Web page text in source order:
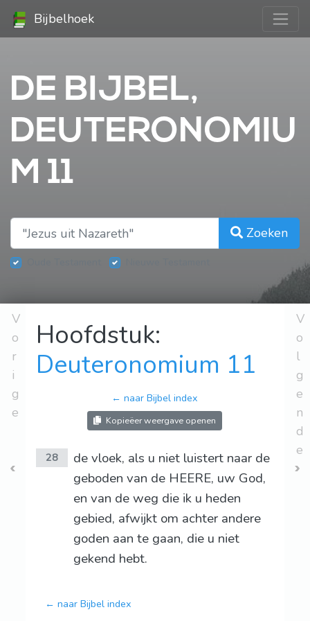
Bijbelhoek
DE BIJBEL,
DEUTERONOMIU
M 11
Zoeken
V
o
r
i
g
e
Hoofdstuk:
Deuteronomium 11
← naar Bijbel index
Kopieëer weergave openen
28
de vloek, als u niet luistert naar de
geboden van de HEERE, uw God,
en van de weg die ik u heden
gebied, afwijkt om achter andere
goden aan te gaan, die u niet
gekend hebt.
← naar Bijbel index
V
o
l
g
e
n
d
e